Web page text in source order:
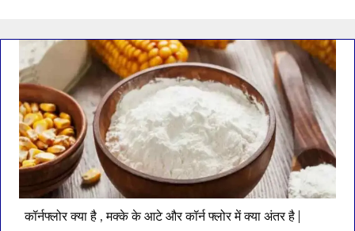
कॉर्नफ्लोर क्या है , मक्के के आटे और कॉर्न फ्लोर में क्या अंतर है |